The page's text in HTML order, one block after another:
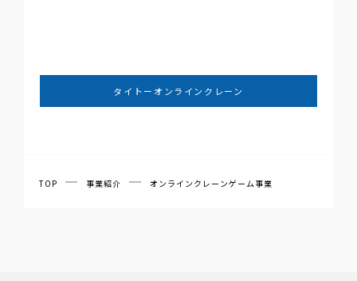
タイトーオンラインクレーン
TOP 事業紹介 オンラインクレーンゲーム事業